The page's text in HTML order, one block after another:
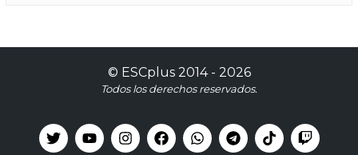
© ESCplus2014 - 2026
Todos los derechos reservados.